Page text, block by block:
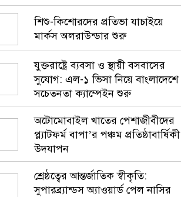
শিশু-কিশোরদের প্রতিভা যাচাইয়ে
মার্কস অলরাউন্ডার শুরু
যুক্তরাষ্ট্রে ব্যবসা ও স্থায়ী বসবাসের
সুযোগ: এল-১ ভিসা নিয়ে বাংলাদেশে
সচেতনতা ক্যাম্পেইন শুরু
অটোমোবাইল খাতের পেশাজীবীদের
প্ল্যাটফর্ম বাপা’র পঞ্চম প্রতিষ্ঠাবার্ষিকী
উদযাপন
শ্রেষ্ঠত্বের আন্তর্জাতিক স্বীকৃতি:
সুপারব্র্যান্ডস অ্যাওয়ার্ড পেল নাসির